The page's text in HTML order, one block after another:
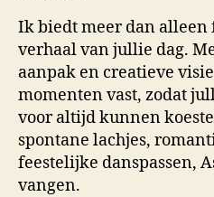
Ik biedt meer dan alleen
verhaal van jullie dag.
aanpak en creatieve
momenten vast, zodat
voor altijd kunnen
spontane lachjes,
feestelijke danspassen,
vangen.